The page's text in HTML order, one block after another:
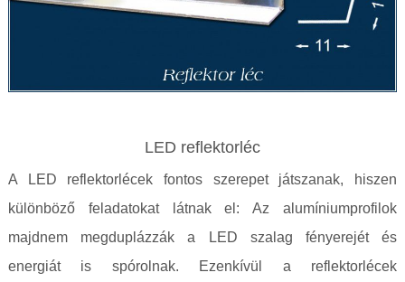
LED reflektorléc
A LED reflektorlécek fontos szerepet játszanak, hiszen
különböző feladatokat látnak el: Az alumíniumprofilok
majdnem megduplázzák a LED szalag fényerejét és
energiát is spórolnak. Ezenkívül a reflektorlécek